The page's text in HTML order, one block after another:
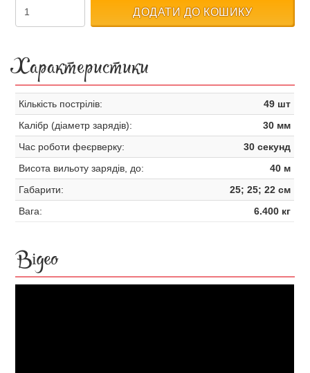
ДОДАТИ ДО КОШИКУ
Характеристики
Кількість пострілів:
49 шт
Калібр (діаметр зарядів):
30 мм
Час роботи феєрверку:
30 секунд
Висота вильоту зарядів, до:
40 м
Габарити:
25; 25; 22 см
Вага:
6.400 кг
Відео